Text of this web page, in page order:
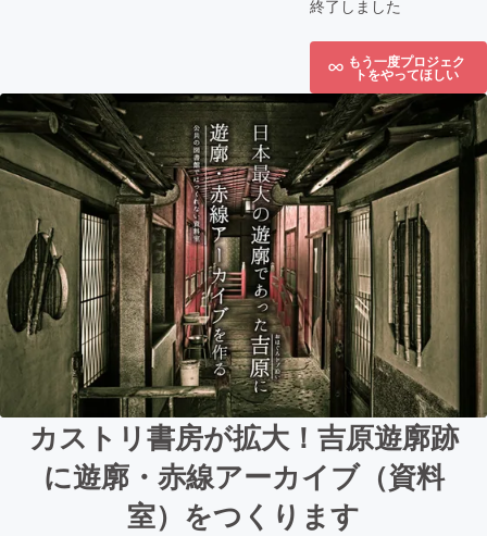
終了しました
もう一度プロジェク
トをやってほしい
カストリ書房が拡大！吉原遊廓跡
に遊廓・赤線アーカイブ（資料
室）をつくります